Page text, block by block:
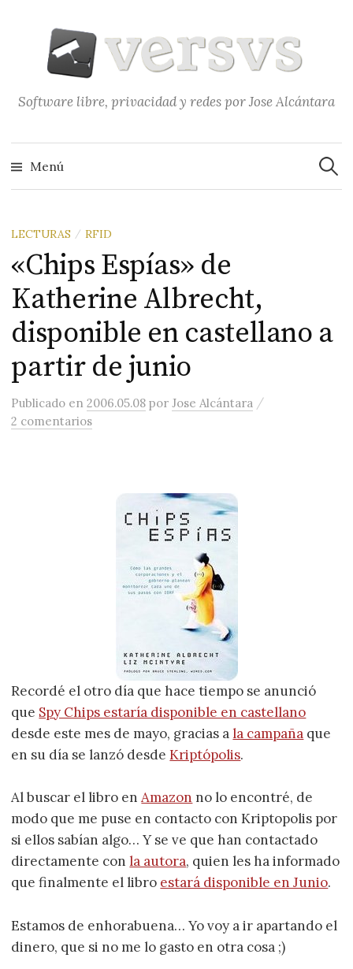
contenido
Software libre, privacidad y redes por Jose Alcántara
Menú
LECTURAS / RFID
«Chips Espías» de
Katherine Albrecht,
disponible en castellano a
partir de junio
Publicado en2006.05.08 porJose Alcántara /
2 comentarios
Recordé el otro día que hace tiempo se anunció
que Spy Chips estaría disponible en castellano
desde este mes de mayo, gracias ala campaña que
en su día se lanzó desdeKriptópolis.
Al buscar el libro enAmazon no lo encontré, de
modo que me puse en contacto con Kriptopolis por
si ellos sabían algo… Y se ve que han contactado
directamente conla autora, quien les ha informado
que finalmente el libro estará disponible en Junio.
Estamos de enhorabuena… Yo voy a ir apartando el
dinero, que si no me lo gasto en otra cosa ;)